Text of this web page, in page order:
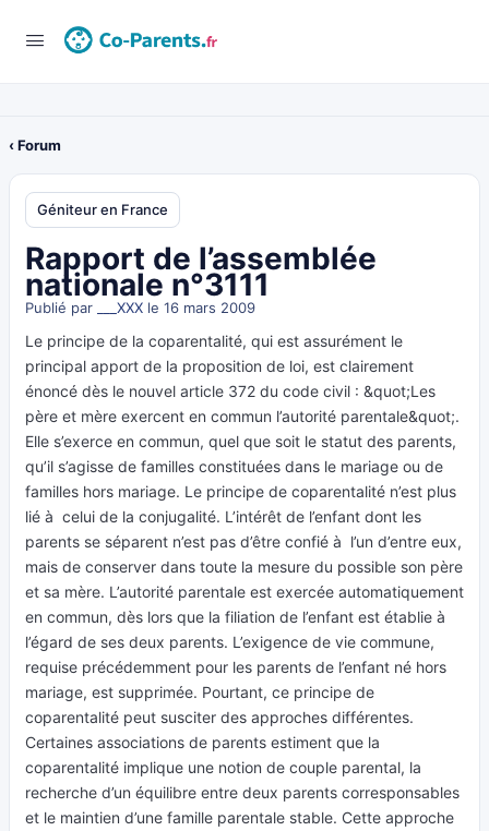
‹ Forum
Géniteur en France
Rapport de l’assemblée
nationale n°3111
Publié par ___XXX le 16 mars 2009
Le principe de la coparentalité, qui est assurément le
principal apport de la proposition de loi, est clairement
énoncé dès le nouvel article 372 du code civil : &quot;Les
père et mère exercent en commun l’autorité parentale&quot;.
Elle s’exerce en commun, quel que soit le statut des parents,
qu’il s’agisse de familles constituées dans le mariage ou de
familles hors mariage. Le principe de coparentalité n’est plus
lié à celui de la conjugalité. L’intérêt de l’enfant dont les
parents se séparent n’est pas d’être confié à l’un d’entre eux,
mais de conserver dans toute la mesure du possible son père
et sa mère. L’autorité parentale est exercée automatiquement
en commun, dès lors que la filiation de l’enfant est établie à
l’égard de ses deux parents. L’exigence de vie commune,
requise précédemment pour les parents de l’enfant né hors
mariage, est supprimée. Pourtant, ce principe de
coparentalité peut susciter des approches différentes.
Certaines associations de parents estiment que la
coparentalité implique une notion de couple parental, la
recherche d’un équilibre entre deux parents corresponsables
et le maintien d’une famille parentale stable. Cette approche